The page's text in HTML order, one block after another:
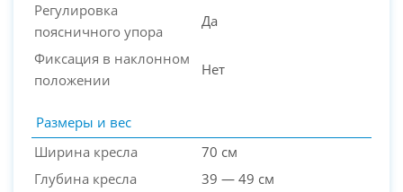
Регулировка
поясничного упора
Да
Фиксация в наклонном
положении
Нет
Размеры и вес
Ширина кресла
70 см
Глубина кресла
39 — 49 см